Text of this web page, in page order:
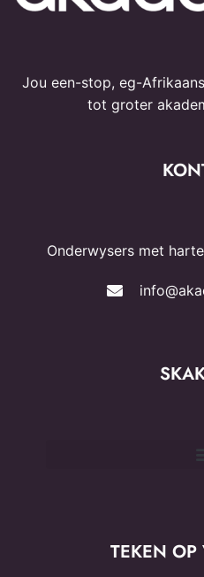
Jou een-stop, eg-
tot groter
Onderwysers met
TEKEN